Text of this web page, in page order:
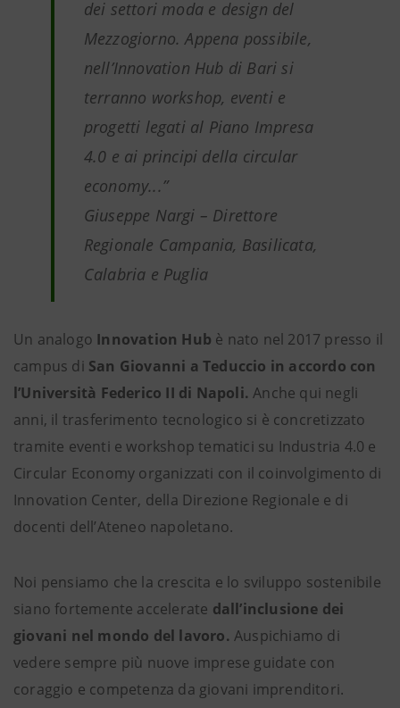
dei settori moda e design del
Mezzogiorno. Appena possibile,
nell’Innovation Hub di Bari si
terranno workshop, eventi e
progetti legati al Piano Impresa
4.0 e ai principi della circular
economy...”
Giuseppe Nargi – Direttore
Regionale Campania, Basilicata,
Calabria e Puglia
Un analogo Innovation Hub è nato nel 2017 presso il
campus di San Giovanni a Teduccio in accordo con
l’Università Federico II di Napoli. Anche qui negli
anni, il trasferimento tecnologico si è concretizzato
tramite eventi e workshop tematici su Industria 4.0 e
Circular Economy organizzati con il coinvolgimento di
Innovation Center, della Direzione Regionale e di
docenti dell’Ateneo napoletano.
Noi pensiamo che la crescita e lo sviluppo sostenibile
siano fortemente accelerate dall’inclusione dei
giovani nel mondo del lavoro. Auspichiamo di
vedere sempre più nuove imprese guidate con
coraggio e competenza da giovani imprenditori.